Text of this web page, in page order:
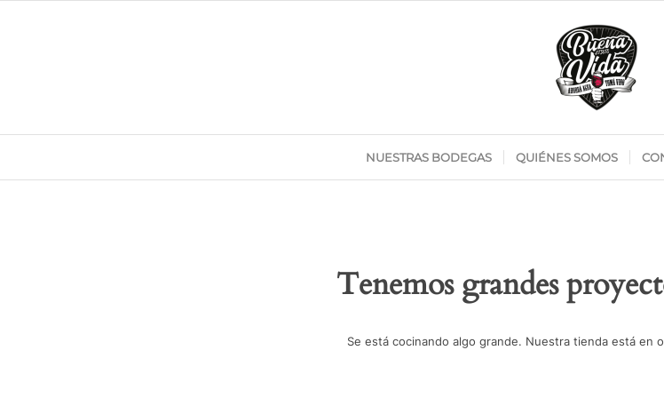
NUESTRAS BODEGAS QUIÉNES SOMOS
Tenemos grandes
Se está cocinando algo grande. Nuestra tienda está en